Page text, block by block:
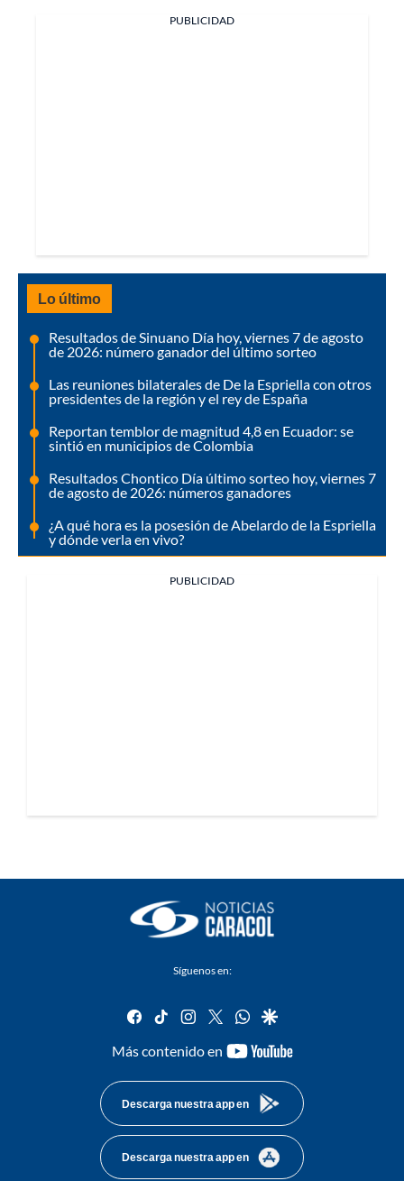
PUBLICIDAD
Lo último
Resultados de Sinuano Día hoy, viernes 7 de agosto
de 2026: número ganador del último sorteo
Las reuniones bilaterales de De la Espriella con otros
presidentes de la región y el rey de España
Reportan temblor de magnitud 4,8 en Ecuador: se
sintió en municipios de Colombia
Resultados Chontico Día último sorteo hoy, viernes 7
de agosto de 2026: números ganadores
¿A qué hora es la posesión de Abelardo de la Espriella
y dónde verla en vivo?
PUBLICIDAD
Síguenos en:
facebook
tiktok instagram
twitterwhatsapp
google
Más contenido en
youtube-
Descarga nuestra app en
Descarga nuestra app en